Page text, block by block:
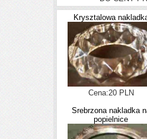
Krysztalowa
Cena:20 PLN
Srebrzona nakladka
popielnice